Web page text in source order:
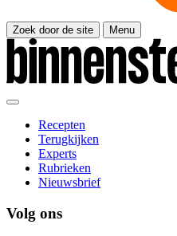
Zoek door de site Menu
Recepten
Terugkijken
Experts
Rubrieken
Nieuwsbrief
Volg ons